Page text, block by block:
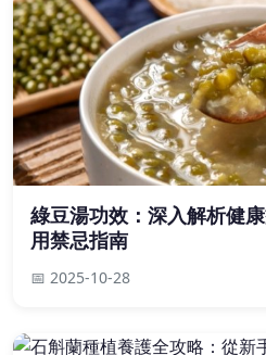
綠豆湯功效：深入解析健
用禁忌指南
📅 2025-10-28